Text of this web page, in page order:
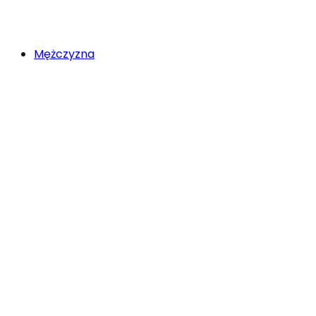
Mężczyzna